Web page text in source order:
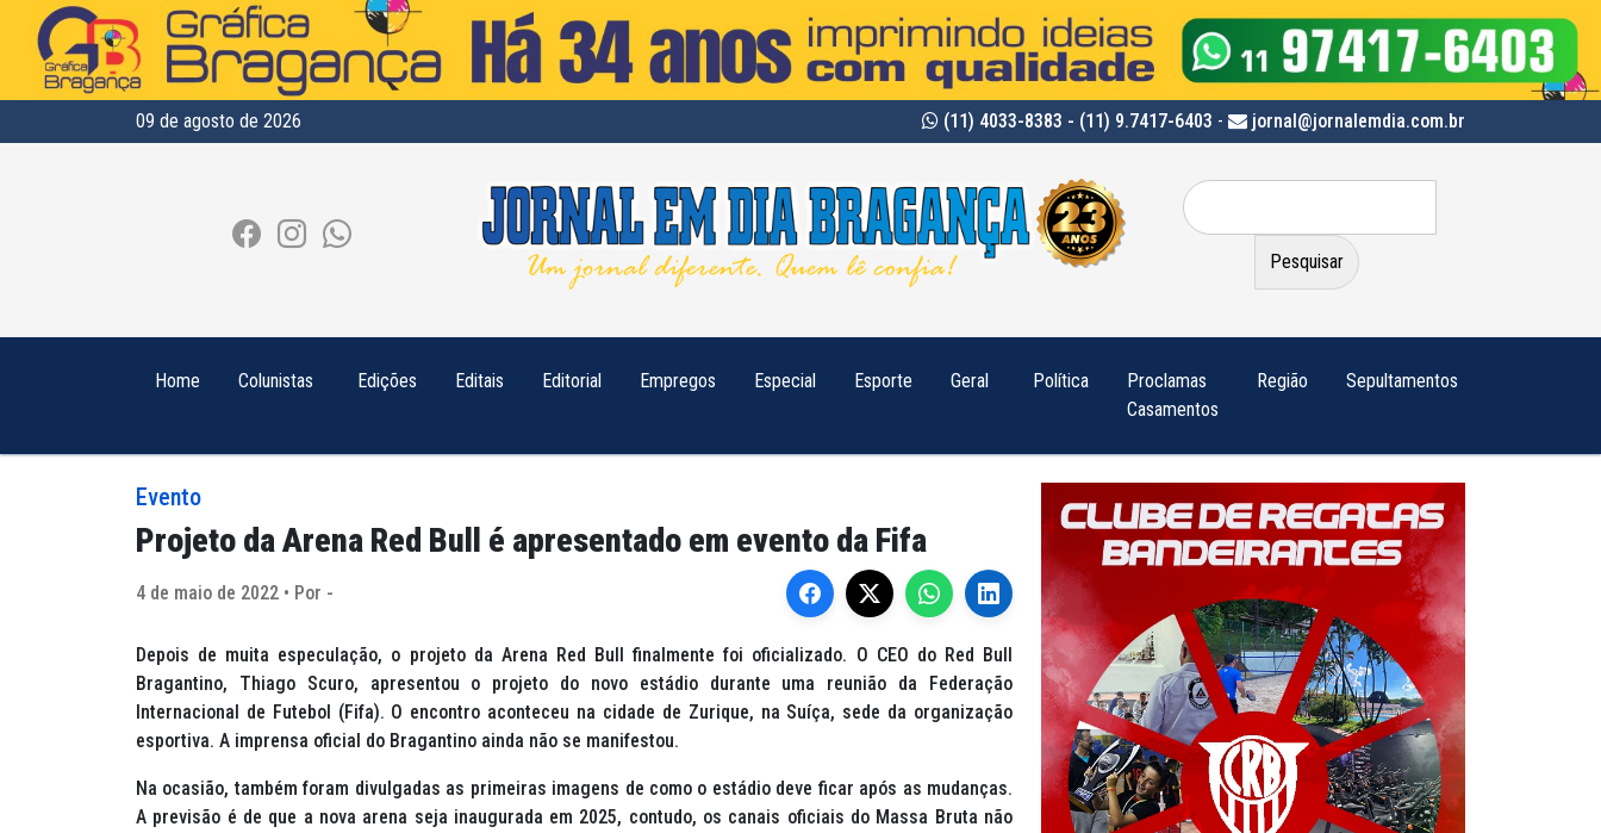
09 de agosto de 2026 (11) 4033-8383 - (11) 9.7417-6403 - jornal@jornalemdia.com.br
Pesquisar
por:
Home Colunistas Edições Editais Editorial Empregos Especial Esporte Geral Política
Proclamas
Casamentos
Região Sepultamentos
Evento
Projeto da Arena Red Bull é apresentado em evento da Fifa
4 de maio de 2022 • Por -
Depois de muita especulação, o projeto da Arena Red Bull finalmente foi oficializado. O CEO do Red Bull
Bragantino, Thiago Scuro, apresentou o projeto do novo estádio durante uma reunião da Federação
Internacional de Futebol (Fifa). O encontro aconteceu na cidade de Zurique, na Suíça, sede da organização
esportiva. A imprensa oficial do Bragantino ainda não se manifestou.
Na ocasião, também foram divulgadas as primeiras imagens de como o estádio deve ficar após as mudanças.
A previsão é de que a nova arena seja inaugurada em 2025, contudo, os canais oficiais do Massa Bruta não